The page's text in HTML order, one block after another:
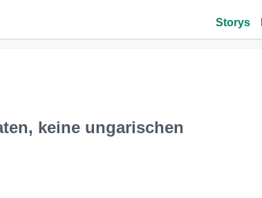
Storys
keine ungarischen